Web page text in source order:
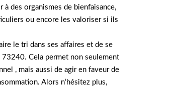
des organismes de bienfaisance,
ou encore les valoriser si ils
le tri dans ses affaires et de se
Cela permet non seulement
, mais aussi de agir en faveur de
Alors n’hésitez plus,